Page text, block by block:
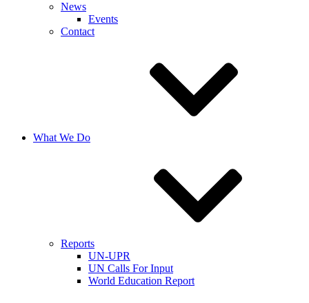
News
Events
Contact
What We Do
Reports
UN-UPR
UN Calls For Input
World Education Report